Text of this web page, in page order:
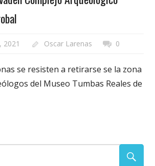
2021 Oscar Larenas 0
se resisten a retirarse se la zona
del Museo Tumbas Reales de